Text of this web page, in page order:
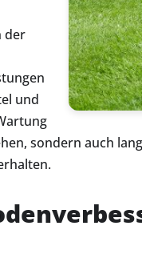
der
und
sondern auch